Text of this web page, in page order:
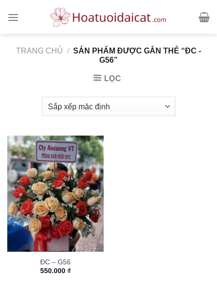
TRANG CHỦ / SẢN PHẨM ĐƯỢC GẮN THẺ “ĐC -
G56”
LỌC
ĐC – G56
550.000 ₫